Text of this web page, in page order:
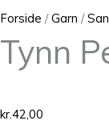
Forside /Garn /
Tynn
kr.42,00